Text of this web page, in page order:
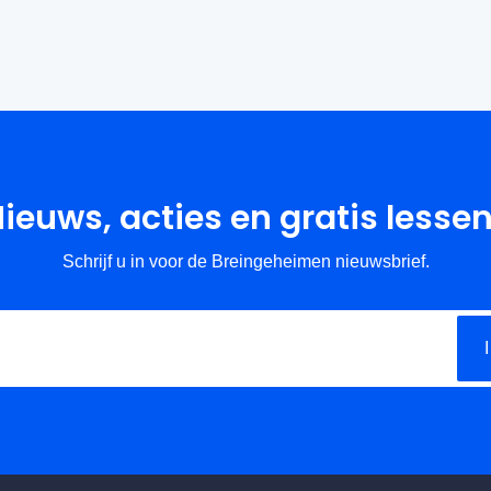
acties en gratis
Schrijf u in voor de Breingeheimen nieuwsbrief.